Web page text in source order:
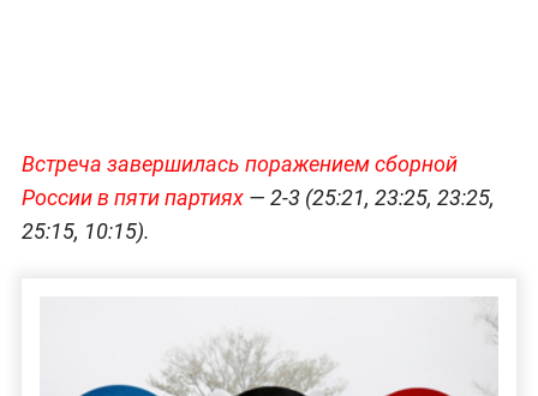
Встреча завершилась поражением сборной
России в пяти партиях— 2-3 (25:21, 23:25, 23:25,
25:15, 10:15).